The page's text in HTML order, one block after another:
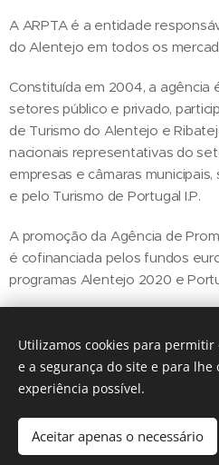
A ARPTA é a entidade
do Alentejo em todos os
Constituída em 2004, a agência
setores público e privado,
de Turismo do Alentejo e
nacionais representativas do
empresas e câmaras
e pelo Turismo de Portugal I.P.
A promoção da Agência de
é cofinanciada pelos fundos
programas Alentejo 2020 e
Share
Utilizamos cookies para
e a segurança do site e para
experiência possível.
Aceitar apenas o necessário